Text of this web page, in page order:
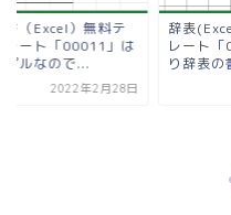
書（Excel）無料テ
レート「00011」は
プルなので...
2022年2月28日
辞表
レート
り辞表の